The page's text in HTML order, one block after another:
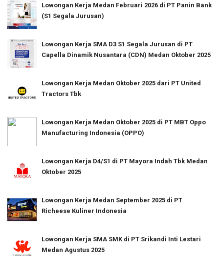
Lowongan Kerja Medan Februari 2026 di PT Panin Bank
(S1 Segala Jurusan)
Lowongan Kerja SMA D3 S1 Segala Jurusan di PT
Capella Dinamik Nusantara (CDN) Medan Oktober 2025
Lowongan Kerja Medan Oktober 2025 dari PT United
Tractors Tbk
Lowongan Kerja Medan Oktober 2025 di PT MBT Oppo
Manufacturing Indonesia (OPPO)
Lowongan Kerja D4/S1 di PT Mayora Indah Tbk Medan
Oktober 2025
Lowongan Kerja Medan September 2025 di PT
Richeese Kuliner Indonesia
Lowongan Kerja SMA SMK di PT Srikandi Inti Lestari
Medan Agustus 2025